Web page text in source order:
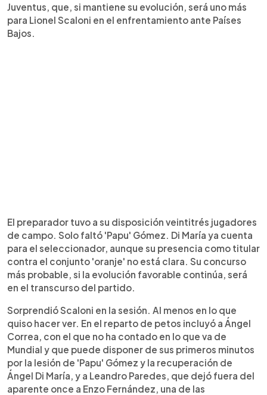
Juventus, que, si mantiene su evolución, será uno más
para Lionel Scaloni en el enfrentamiento ante Países
Bajos.
El preparador tuvo a su disposición veintitrés jugadores
de campo. Solo faltó 'Papu' Gómez. Di María ya cuenta
para el seleccionador, aunque su presencia como titular
contra el conjunto 'oranje' no está clara. Su concurso
más probable, si la evolución favorable continúa, será
en el transcurso del partido.
Sorprendió Scaloni en la sesión. Al menos en lo que
quiso hacer ver. En el reparto de petos incluyó a Ángel
Correa, con el que no ha contado en lo que va de
Mundial y que puede disponer de sus primeros minutos
por la lesión de 'Papu' Gómez y la recuperación de
Ángel Di María, y a Leandro Paredes, que dejó fuera del
aparente once a Enzo Fernández, una de las